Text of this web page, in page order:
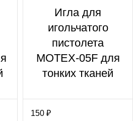
Игла для
игольчатого
пистолета
MOTEX-05F для
тонких тканей
150 ₽